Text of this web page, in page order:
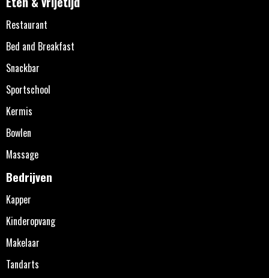
Restaurant
Bed and Breakfast
Snackbar
Sportschool
Kermis
Bowlen
Massage
Bedrijven
Kapper
Kinderopvang
Makelaar
Tandarts